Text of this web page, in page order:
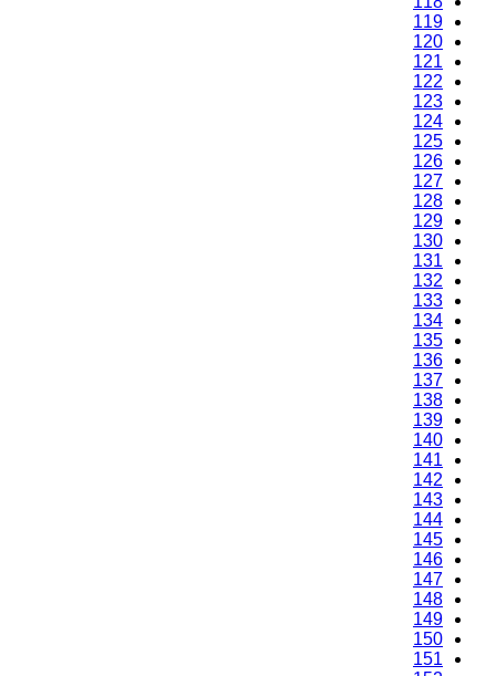
119
120
121
122
123
124
125
126
127
128
129
130
131
132
133
134
135
136
137
138
139
140
141
142
143
144
145
146
147
148
149
150
151